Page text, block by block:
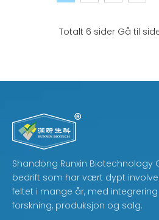
Totalt 6 sider Gå til
Shandong Runxin Biotechnology
bedrift som har vært dypt
feltet i mange år, med
forskning, produksjon og salg.